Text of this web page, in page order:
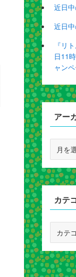
近日
近日
『リ
日11
ャン
アー
カ
イ
ブ
カテ
ゴ
リ
ー